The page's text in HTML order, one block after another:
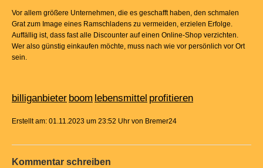
Vor allem größere Unternehmen, die es geschafft haben, den schmalen
Grat zum Image eines Ramschladens zu vermeiden, erzielen Erfolge.
Auffällig ist, dass fast alle Discounter auf einen Online-Shop verzichten.
Wer also günstig einkaufen möchte, muss nach wie vor persönlich vor Ort
sein.
billiganbieter boom lebensmittel profitieren
Erstellt am: 01.11.2023 um 23:52 Uhr von Bremer24
Kommentar schreiben